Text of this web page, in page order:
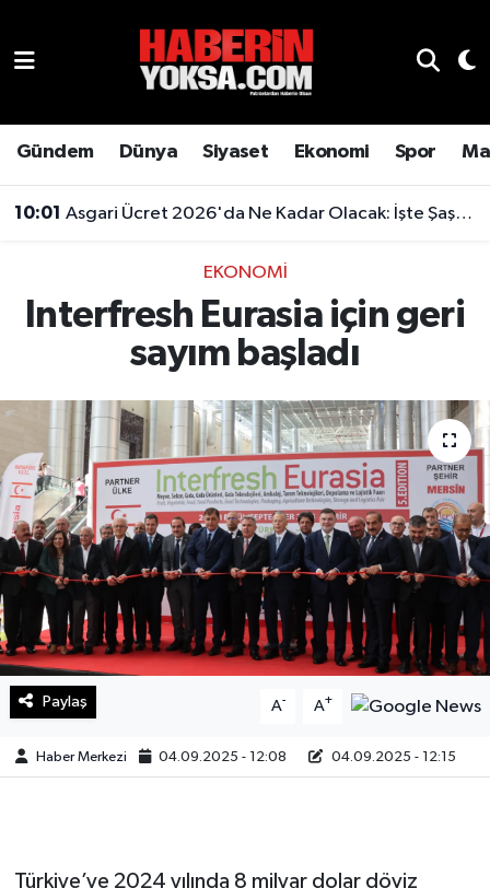
Gündem Dünya Siyaset Ekonomi Spor
10:01 Asgari Ücret 2026'da Ne Kadar Olacak: İşte Şaşırtan Rakam
EKONOMI
Interfresh Eurasia için geri
sayım başladı
Paylaş A- A+
Haber Merkezi 04.09.2025 - 12:08 04.09.2025 - 12:15
Türkiye’ye 2024 yılında 8 milyar dolar döviz
Genel
Gündem
Magazin
Otomobil
Sağlık
Teknoloji
Yaşam
Hava Durumu
Son Dakika Haberleri
Haber Arşivi